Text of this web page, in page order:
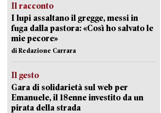
Il racconto
I lupi assaltano il gregge, messi in
fuga dalla pastora: «Così ho salvato le
mie pecore»
di Redazione Carrara
Il gesto
Gara di solidarietà sul web per
Emanuele, il 18enne investito da un
pirata della strada